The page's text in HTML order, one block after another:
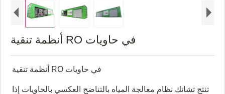
أنظمة تنقية RO في حاويات
أنظمة تنقية RO في حاويات
تنتج تشانك نظام معالجة المياه بالتناضح العكسي بالحاويات إذا